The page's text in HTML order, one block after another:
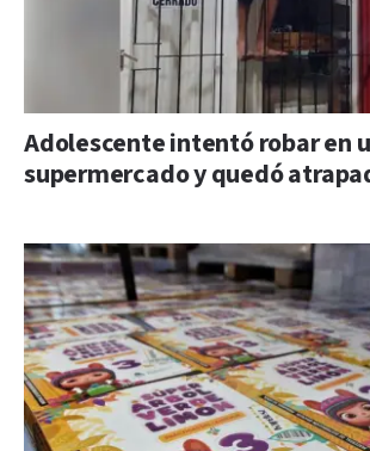
Adolescente intentó robar en
supermercado y quedó